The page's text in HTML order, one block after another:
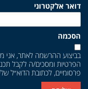
דואר אלקטרוני
הסכמה
בביצוע ההרשמה לאתר, אני
הפרטיות ומסכים/ה לקבל
פרסומיים, לכתובת הדוא״ל